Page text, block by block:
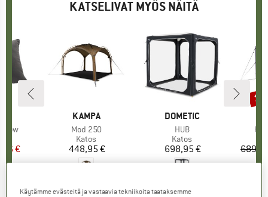
KATSELIVAT MYÖS NÄITÄ
hinta
€
MERKKI
KAMPA
Tuote
Mod 250
Tuoteryhmä
Katos
Hinta
448,95 €
MERKKI
DOMETIC
Tuote
HUB
Tuoteryhmä
Katos
Hinta
698,95 €
Käytämme evästeitä ja vastaavia tekniikoita taataksemme